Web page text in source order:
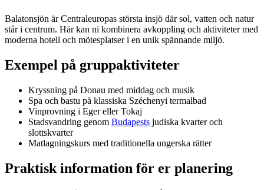
Balatonsjön är Centraleuropas största insjö där sol, vatten och natur
står i centrum. Här kan ni kombinera avkoppling och aktiviteter med
moderna hotell och mötesplatser i en unik spännande miljö.
Exempel på gruppaktiviteter
Kryssning på Donau med middag och musik
Spa och bastu på klassiska Széchenyi termalbad
Vinprovning i Eger eller Tokaj
Stadsvandring genom Budapests judiska kvarter och
slottskvarter
Matlagningskurs med traditionella ungerska rätter
Praktisk information för er planering